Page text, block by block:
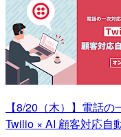
【8/20（木）】電話
Twilio × AI 顧客対応自